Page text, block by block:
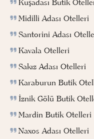
Midilli Adası Otelleri
Santorini Adası
Kavala Otelleri
Sakız Adası Otelleri
Karaburun Butik
İznik Gölü Butik
Mardin Butik Otelleri
Naxos Adası Otelleri